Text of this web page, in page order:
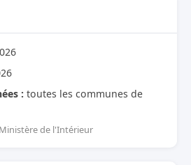
: toutes les communes de
de l'Intérieur